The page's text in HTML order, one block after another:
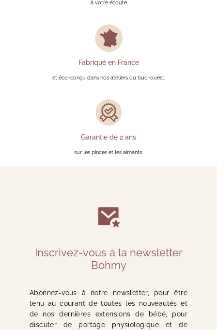
à votre écoute
Fabriqué en France
et éco-conçu dans nos ateliers du Sud-ouest.
Garantie de 2 ans
sur les pinces et les aimants.
Inscrivez-vous à la newsletter
Bohmy
Abonnez-vous à notre newsletter, pour être
tenu au courant de toutes les nouveautés et
de nos dernières extensions de bébé, pour
discuter de portage physiologique et de